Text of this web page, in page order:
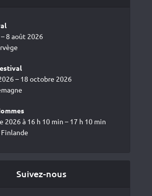
8 août 2026
– 18 octobre 2026
2026 à 16 h 10 min – 17 h 10 min
Suivez-nous